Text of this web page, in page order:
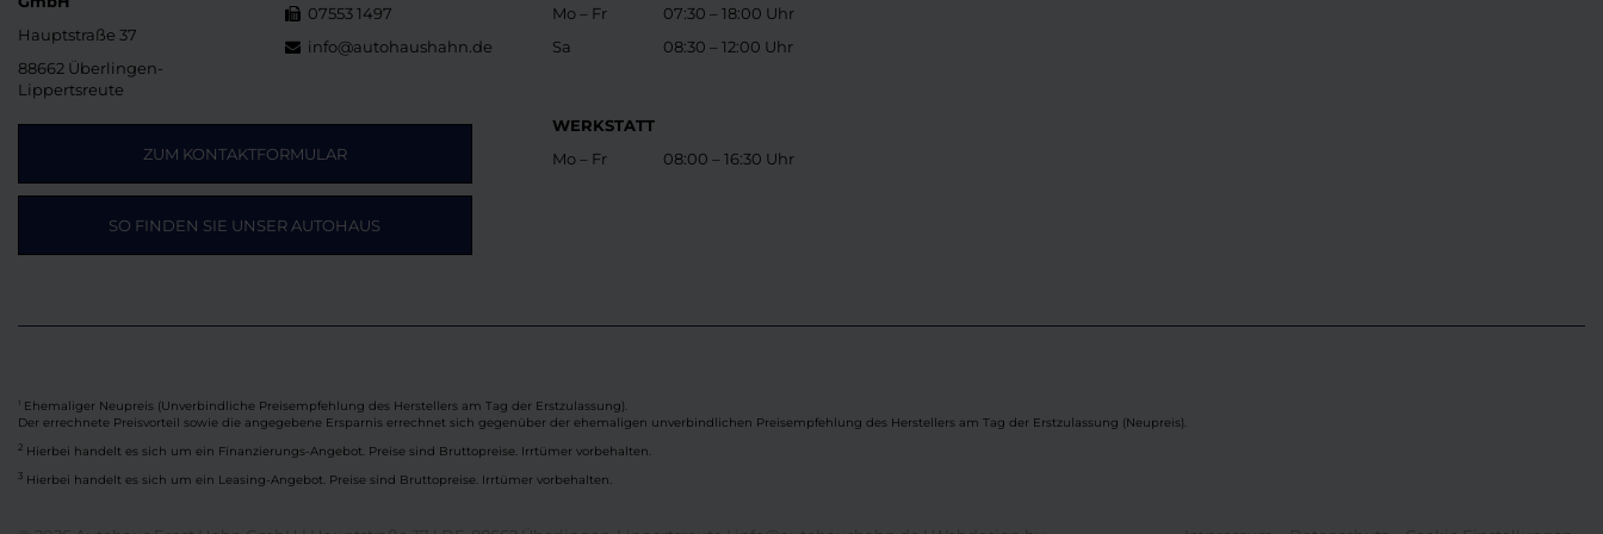
Hauptstraße 37
88662 Überlingen-
Lippertsreute
07553 1497
info@autohaushahn.de
ZUM KONTAKTFORMULAR
SO FINDEN SIE UNSER AUTOHAUS
Mo – Fr
Sa
07:30 – 18:00 Uhr
08:30 – 12:00 Uhr
WERKSTATT
Mo – Fr
08:00 – 16:30 Uhr
Ehemaliger Neupreis (Unverbindliche Preisempfehlung des Herstellers am Tag der Erstzulassung).
Der errechnete Preisvorteil sowie die angegebene Ersparnis errechnet sich gegenüber der ehemaligen unverbindlichen Preisempfehlung des Herstellers am Tag der Erstzulassung (Neupreis).
2 Hierbei handelt es sich um ein Finanzierungs-Angebot. Preise sind Bruttopreise. Irrtümer vorbehalten.
3 Hierbei handelt es sich um ein Leasing-Angebot. Preise sind Bruttopreise. Irrtümer vorbehalten.